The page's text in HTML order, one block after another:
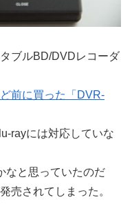
ブルBD/DVDレコーダ
前に買った「DVR-
rayには対応していな
なと思っていたのだ
売されてしまった。